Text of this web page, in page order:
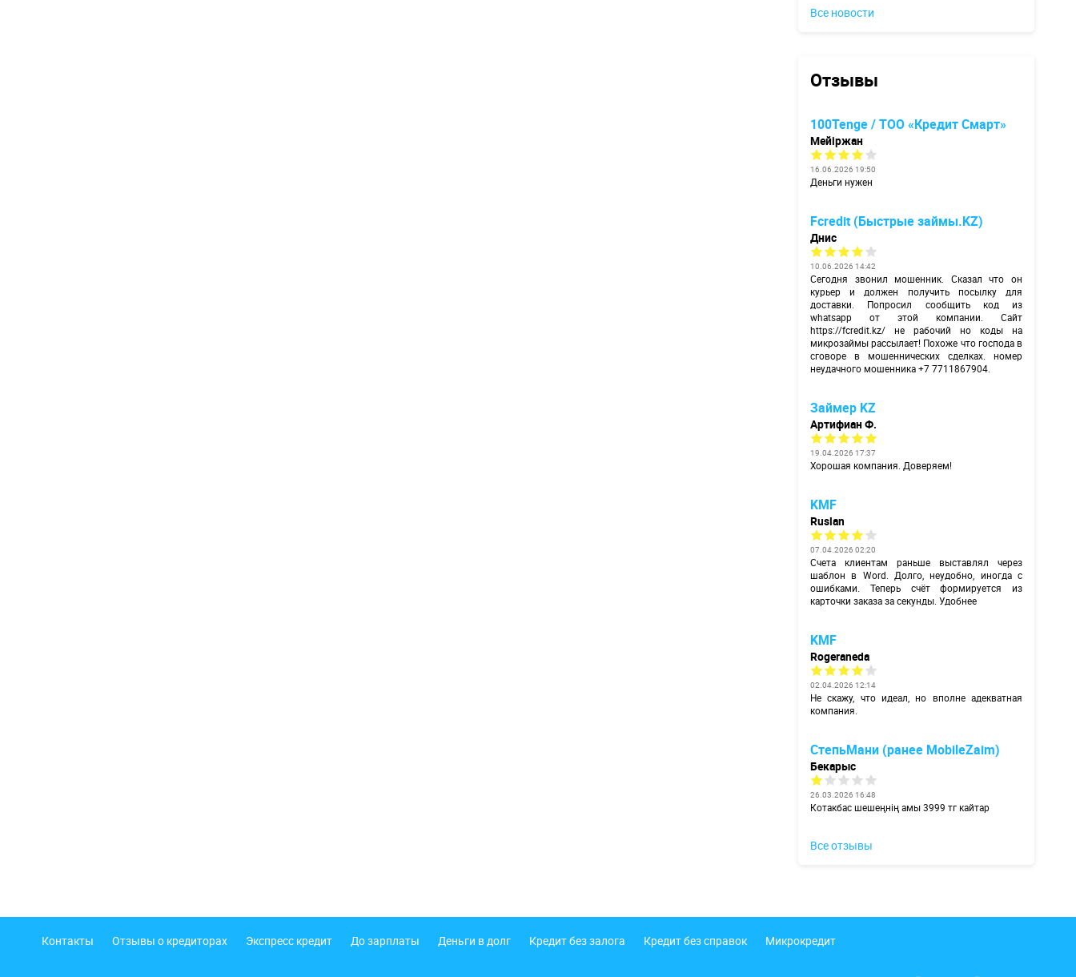
Все новости
Отзывы
100Tenge / ТОО «Кредит Смарт»
Мейіржан
16.06.2026 19:50
Деньги нужен
Fcredit (Быстрые займы.KZ)
Днис
10.06.2026 14:42
Сегодня звонил мошенник. Сказал что он
курьер и должен получить посылку для
доставки. Попросил сообщить код из
whatsapp от этой компании. Сайт
https://fcredit.kz/ не рабочий но коды на
микрозаймы рассылает! Похоже что господа в
сговоре в мошеннических сделках. номер
неудачного мошенника +7 7711867904.
Займер KZ
Артифиан Ф.
19.04.2026 17:37
Хорошая компания. Доверяем!
KMF
Ruslan
07.04.2026 02:20
Счета клиентам раньше выставлял через
шаблон в Word. Долго, неудобно, иногда с
ошибками. Теперь счёт формируется из
карточки заказа за секунды. Удобнее
KMF
Rogeraneda
02.04.2026 12:14
Не скажу, что идеал, но вполне адекватная
компания.
СтепьМани (ранее MobileZaim)
Бекарыс
26.03.2026 16:48
Котакбас шешеңнің амы 3999 тг кайтар
Все отзывы
Подвал
Контакты Отзывы о кредиторах Экспресс кредит До зарплаты Деньги в долг Кредит без залога Кредит без справок Микрокредит